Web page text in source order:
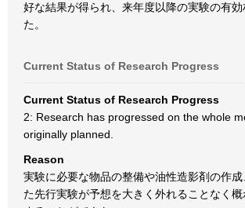
好な結果が得られ、来年度以降の実験の有効
た。
Current Status of Research Progress
Current Status of Research Progress
2: Research has progressed on the whole
originally planned.
Reason
実験に必要な物品の整備や油性造影剤の作
た先行実験が予想を大きく外れることなく